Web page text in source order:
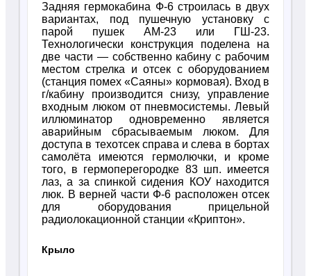
Задняя гермокабина Ф-6 строилась в двух
вариантах, под пушечную установку с
парой пушек АМ-23 или ГШ-23.
Технологически конструкция поделена на
две части — собственно кабину с рабочим
местом стрелка и отсек с оборудованием
(станция помех «Саяны» кормовая). Вход в
г/кабину производится снизу, управление
входным люком от пневмосистемы. Левый
иллюминатор одновременно является
аварийным сбрасываемым люком. Для
доступа в техотсек справа и слева в бортах
самолёта имеются гермолючки, и кроме
того, в гермоперегородке 83 шп. имеется
лаз, а за спинкой сидения КОУ находится
люк. В верней части Ф-6 расположен отсек
для оборудования прицельной
радиолокационной станции «Криптон».
Крыло